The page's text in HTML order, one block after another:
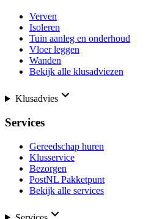
Verven
Isoleren
Tuin aanleg en onderhoud
Vloer leggen
Wanden
Bekijk alle klusadviezen
Klusadvies
Services
Gereedschap huren
Klusservice
Bezorgen
PostNL Pakketpunt
Bekijk alle services